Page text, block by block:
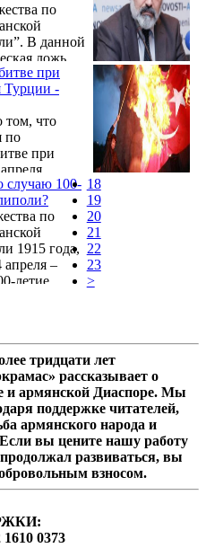
по
В данной
ложь,
может
от
при
Турции -
том, что
по
при
Сафрастян.
случаю 100-
по
1915 года,
–
летие
18
19
20
21
22
23
>
тридцати лет
рассказывает о
и армянской Диаспоре. Мы
поддержке читателей,
армянского народа и
вы цените нашу работу
развиваться, вы
взносом.
0373